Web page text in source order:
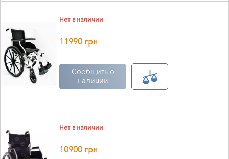
Нет в наличии
11990 грн
Сообщить о
наличии
Нет в наличии
10900 грн